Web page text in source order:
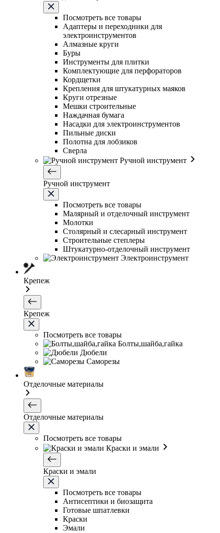
Посмотреть все товары
Адаптеры и переходники для
электроинструментов
Алмазные круги
Буры
Инструменты для плитки
Комплектующие для перфораторов
Кордщетки
Крепления для штукатурных маяков
Круги отрезные
Мешки строительные
Наждачная бумага
Насадки для электроинструментов
Пильные диски
Полотна для лобзиков
Сверла
Ручной инструмент
Ручной инструмент
Посмотреть все товары
Малярный и отделочный инструмент
Молотки
Столярный и слесарный инструмент
Строительные степлеры
Штукатурно-отделочный инструмент
Электроинструмент
Крепеж
Крепеж
Посмотреть все товары
Болты,шайба,гайка
Дюбели
Саморезы
Отделочные материалы
Отделочные материалы
Посмотреть все товары
Краски и эмали
Краски и эмали
Посмотреть все товары
Антисептики и биозащита
Готовые шпатлевки
Краски
Эмали